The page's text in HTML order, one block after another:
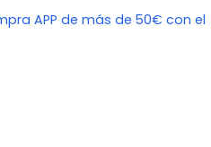
APP de más de 50€ con el